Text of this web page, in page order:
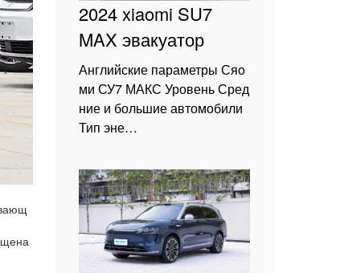
2024 xiaomi SU7
MAX эвакуатор
Английские параметры Сяо
ми СУ7 МАКС Уровень Сред
ние и большие автомобили
Тип эне…